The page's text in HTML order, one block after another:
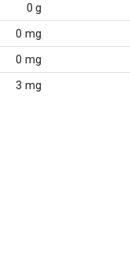
0 g
0 mg
0 mg
3 mg